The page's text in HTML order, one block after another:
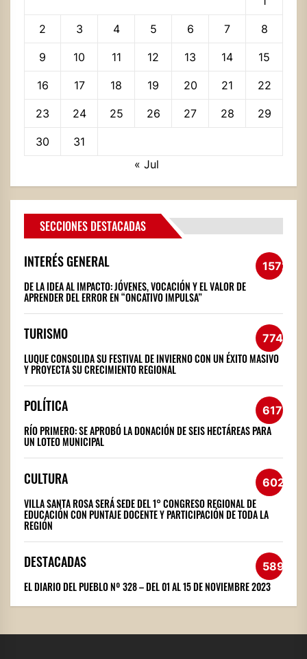
2 3 4 5 6 7 8
9 10 11 12 13 14 15
16 17 18 19 20 21 22
23 24 25 26 27 28 29
30
31
« Jul
SECCIONES DESTACADAS
INTERÉS GENERAL 1572
DE LA IDEA AL IMPACTO: JÓVENES, VOCACIÓN Y EL VALOR DE
APRENDER DEL ERROR EN “ONCATIVO IMPULSA”
TURISMO 774
LUQUE CONSOLIDA SU FESTIVAL DE INVIERNO CON UN ÉXITO MASIVO
Y PROYECTA SU CRECIMIENTO REGIONAL
POLÍTICA 617
RÍO PRIMERO: SE APROBÓ LA DONACIÓN DE SEIS HECTÁREAS PARA
UN LOTEO MUNICIPAL
CULTURA 602
VILLA SANTA ROSA SERÁ SEDE DEL 1° CONGRESO REGIONAL DE
EDUCACIÓN CON PUNTAJE DOCENTE Y PARTICIPACIÓN DE TODA LA
REGIÓN
DESTACADAS 589
EL DIARIO DEL PUEBLO Nº 328 – DEL 01 AL 15 DE NOVIEMBRE 2023